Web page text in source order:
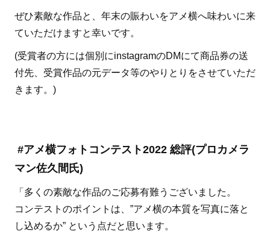
ぜひ素敵な作品と、年末の賑わいをアメ横へ味わいに来
ていただけますと幸いです。
(受賞者の方には個別にinstagramのDMにて商品券の送
付先、受賞作品の元データ等のやりとりをさせていただ
きます。)
#アメ横フォトコンテスト2022 総評(プロカメラ
マン佐久間氏)
「多くの素敵な作品のご応募有難うございました。
コンテストのポイントは、”アメ横の本質を写真に落と
し込めるか” という点だと思います。